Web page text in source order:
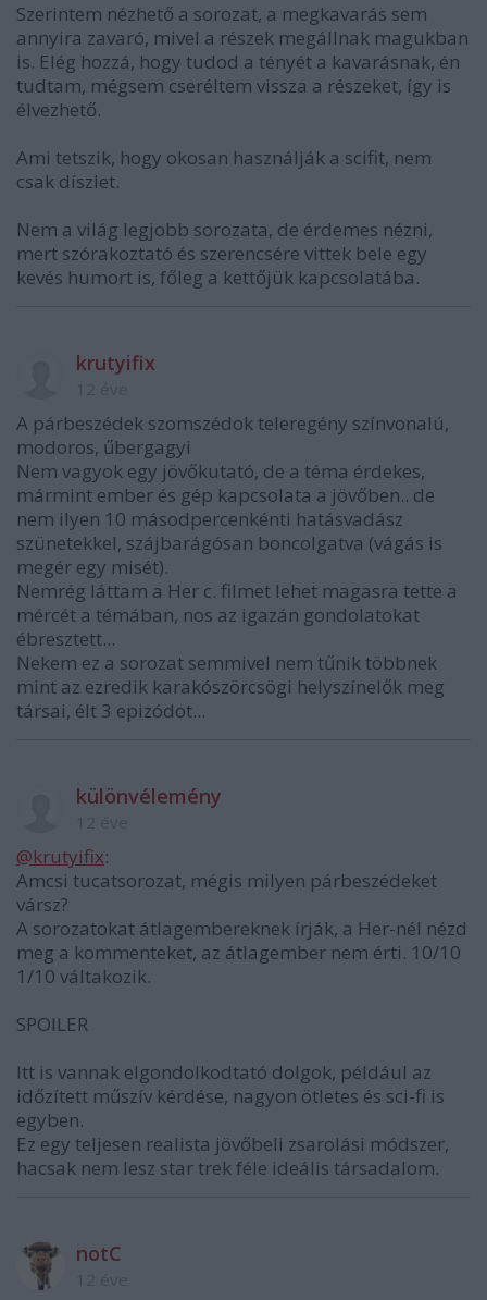
Szerintem nézhető a sorozat, a megkavarás sem
annyira zavaró, mivel a részek megállnak magukban
is. Elég hozzá, hogy tudod a tényét a kavarásnak, én
tudtam, mégsem cseréltem vissza a részeket, így is
élvezhető.
Ami tetszik, hogy okosan használják a scifit, nem
csak díszlet.
Nem a világ legjobb sorozata, de érdemes nézni,
mert szórakoztató és szerencsére vittek bele egy
kevés humort is, főleg a kettőjük kapcsolatába.
krutyifix
A párbeszédek szomszédok teleregény színvonalú,
modoros, űbergagyi
Nem vagyok egy jövőkutató, de a téma érdekes,
mármint ember és gép kapcsolata a jövőben.. de
nem ilyen 10 másodpercenkénti hatásvadász
szünetekkel, szájbarágósan boncolgatva (vágás is
megér egy misét).
Nemrég láttam a Her c. filmet lehet magasra tette a
mércét a témában, nos az igazán gondolatokat
ébresztett...
Nekem ez a sorozat semmivel nem tűnik többnek
mint az ezredik karakószörcsögi helyszínelők meg
társai, élt 3 epizódot...
különvélemény
@krutyifix:
Amcsi tucatsorozat, mégis milyen párbeszédeket
vársz?
A sorozatokat átlagembereknek írják, a Her-nél nézd
meg a kommenteket, az átlagember nem érti. 10/10
1/10 váltakozik.
SPOILER
Itt is vannak elgondolkodtató dolgok, például az
időzített műszív kérdése, nagyon ötletes és sci-fi is
egyben.
Ez egy teljesen realista jövőbeli zsarolási módszer,
hacsak nem lesz star trek féle ideális társadalom.
notC